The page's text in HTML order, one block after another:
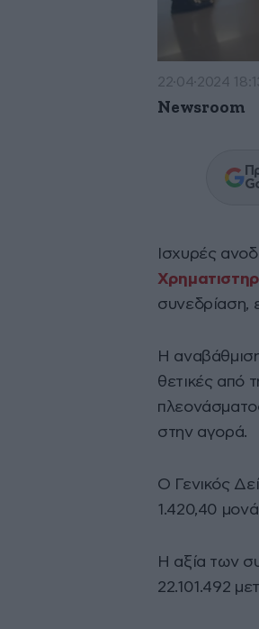
22·04·2024
Newsroom
Ισχυρές
συνεδρίαση,
H
θετικές από
στην αγορά.
O Γενικός
1.420,40
Η αξία των
22.101.492